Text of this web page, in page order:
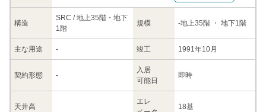
構造
SRC / 地上35階・地下
1階
規模 -地上35階 ・ 地下1階
主な用途 - 竣工 1991年10月
契約形態 -
入居
可能日
即時
天井高
エレ
18基